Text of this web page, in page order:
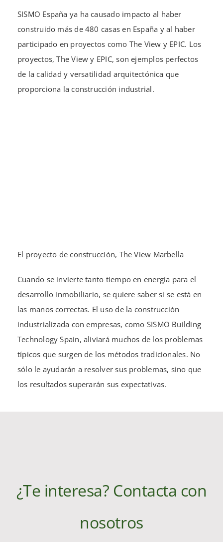
SISMO España ya ha causado impacto al haber
construido más de 480 casas en España y al haber
participado en proyectos como The View y EPIC. Los
proyectos, The View y EPIC, son ejemplos perfectos
de la calidad y versatilidad arquitectónica que
proporciona la construcción industrial.
El proyecto de construcción, The View Marbella
Cuando se invierte tanto tiempo en energía para el
desarrollo inmobiliario, se quiere saber si se está en
las manos correctas. El uso de la construcción
industrializada con empresas, como SISMO Building
Technology Spain, aliviará muchos de los problemas
típicos que surgen de los métodos tradicionales. No
sólo le ayudarán a resolver sus problemas, sino que
los resultados superarán sus expectativas.
¿Te interesa? Contacta con
nosotros